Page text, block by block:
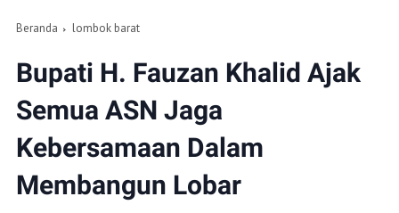
Beranda lombok barat
Bupati H. Fauzan Khalid Ajak
Semua ASN Jaga
Kebersamaan Dalam
Membangun Lobar